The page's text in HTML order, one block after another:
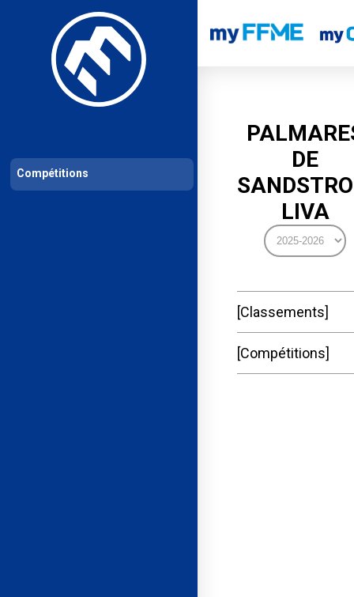
Les compétitions Calendrier de compétitions Classements
DE
LIVA
Classements
Compétitions
Compétitions